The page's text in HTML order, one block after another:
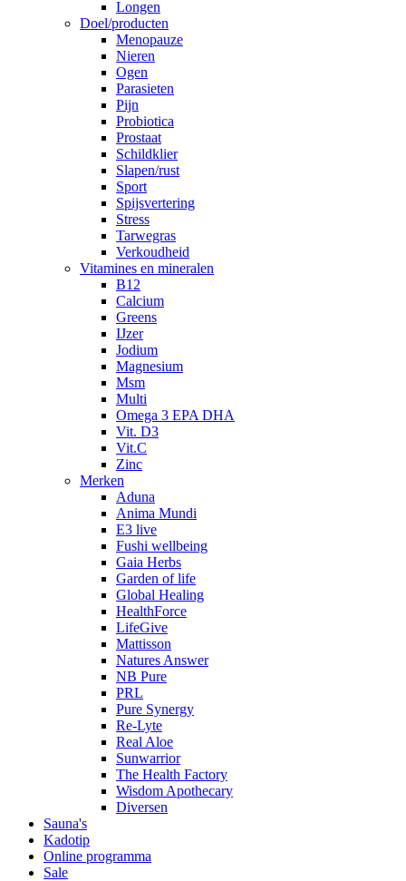
Longen
Doel/producten
Menopauze
Nieren
Ogen
Parasieten
Pijn
Probiotica
Prostaat
Schildklier
Slapen/rust
Sport
Spijsvertering
Stress
Tarwegras
Verkoudheid
Vitamines en mineralen
B12
Calcium
Greens
IJzer
Jodium
Magnesium
Msm
Multi
Omega 3 EPA DHA
Vit. D3
Vit.C
Zinc
Merken
Aduna
Anima Mundi
E3 live
Fushi wellbeing
Gaia Herbs
Garden of life
Global Healing
HealthForce
LifeGive
Mattisson
Natures Answer
NB Pure
PRL
Pure Synergy
Re-Lyte
Real Aloe
Sunwarrior
The Health Factory
Wisdom Apothecary
Diversen
Sauna's
Kadotip
Online programma
Sale